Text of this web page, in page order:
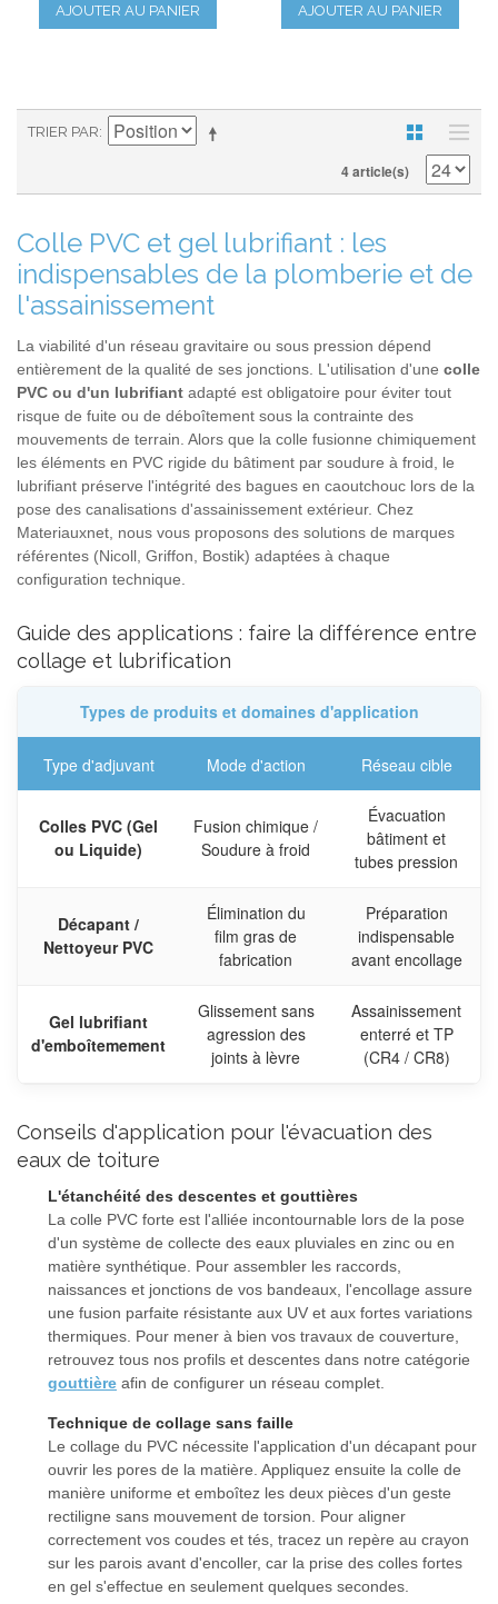
AJOUTER AU PANIER AJOUTER AU PANIER
TRIER PAR
4 article(s)
Colle PVC et gel lubrifiant : les
indispensables de la plomberie et de
l'assainissement
La viabilité d'un réseau gravitaire ou sous pression dépend
entièrement de la qualité de ses jonctions. L'utilisation d'une colle
PVC ou d'un lubrifiant adapté est obligatoire pour éviter tout
risque de fuite ou de déboîtement sous la contrainte des
mouvements de terrain. Alors que la colle fusionne chimiquement
les éléments en PVC rigide du bâtiment par soudure à froid, le
lubrifiant préserve l'intégrité des bagues en caoutchouc lors de la
pose des canalisations d'assainissement extérieur. Chez
Materiauxnet, nous vous proposons des solutions de marques
référentes (Nicoll, Griffon, Bostik) adaptées à chaque
configuration technique.
Guide des applications : faire la différence entre
collage et lubrification
Types de produits et domaines d'application
Type d'adjuvant Mode d'action Réseau cible
Colles PVC (Gel
ou Liquide)
Fusion chimique /
Soudure à froid
Évacuation
bâtiment et
tubes pression
Décapant /
Nettoyeur PVC
Élimination du
film gras de
fabrication
Préparation
indispensable
avant encollage
Gel lubrifiant
d'emboîtemement
Glissement sans
agression des
joints à lèvre
Assainissement
enterré et TP
(CR4 / CR8)
Conseils d'application pour l'évacuation des
eaux de toiture
L'étanchéité des descentes et gouttières
La colle PVC forte est l'alliée incontournable lors de la pose
d'un système de collecte des eaux pluviales en zinc ou en
matière synthétique. Pour assembler les raccords,
naissances et jonctions de vos bandeaux, l'encollage assure
une fusion parfaite résistante aux UV et aux fortes variations
thermiques. Pour mener à bien vos travaux de couverture,
retrouvez tous nos profils et descentes dans notre catégorie
gouttière afin de configurer un réseau complet.
Technique de collage sans faille
Le collage du PVC nécessite l'application d'un décapant pour
ouvrir les pores de la matière. Appliquez ensuite la colle de
manière uniforme et emboîtez les deux pièces d'un geste
rectiligne sans mouvement de torsion. Pour aligner
correctement vos coudes et tés, tracez un repère au crayon
sur les parois avant d'encoller, car la prise des colles fortes
en gel s'effectue en seulement quelques secondes.